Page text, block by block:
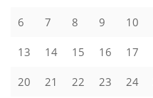
6 7 8 9 10
13 14 15 16 17
20 21 22 23 24